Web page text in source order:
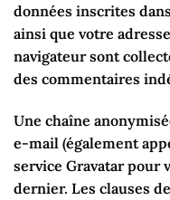
données inscrites
ainsi que votre
navigateur sont
des commentaires
Une chaîne
e-mail (également
service Gravatar pour
dernier. Les clauses